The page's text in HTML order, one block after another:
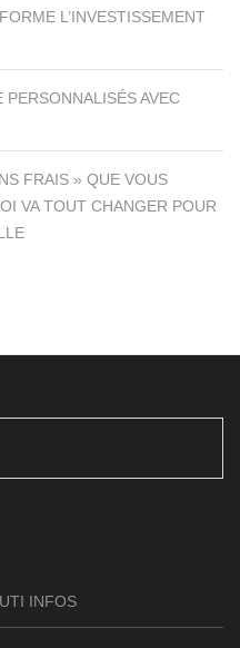
L’INVESTISSEMENT
PERSONNALISÉS AVEC
FRAIS » QUE VOUS
VA TOUT CHANGER POUR
INFOS